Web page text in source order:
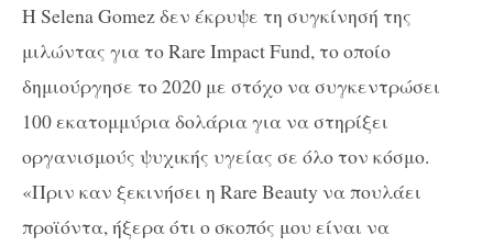
Η Selena Gomez δεν έκρυψε τη συγκίνησή της
μιλώντας για το Rare Impact Fund, το οποίο
δημιούργησε το 2020 με στόχο να συγκεντρώσει
100 εκατομμύρια δολάρια για να στηρίξει
οργανισμούς ψυχικής υγείας σε όλο τον κόσμο.
«Πριν καν ξεκινήσει η Rare Beauty να πουλάει
προϊόντα, ήξερα ότι ο σκοπός μου είναι να